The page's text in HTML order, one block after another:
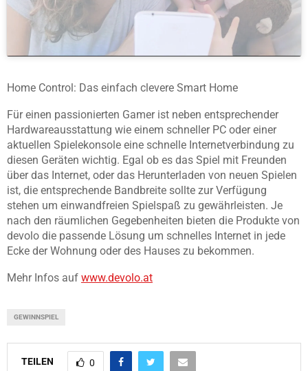
Home Control: Das einfach clevere Smart Home
Für einen passionierten Gamer ist neben entsprechender
Hardwareausstattung wie einem schneller PC oder einer
aktuellen Spielekonsole eine schnelle Internetverbindung zu
diesen Geräten wichtig. Egal ob es das Spiel mit Freunden
über das Internet, oder das Herunterladen von neuen Spielen
ist, die entsprechende Bandbreite sollte zur Verfügung
stehen um einwandfreien Spielspaß zu gewährleisten. Je
nach den räumlichen Gegebenheiten bieten die Produkte von
devolo die passende Lösung um schnelles Internet in jede
Ecke der Wohnung oder des Hauses zu bekommen.
Mehr Infos auf www.devolo.at
GEWINNSPIEL
TEILEN 0